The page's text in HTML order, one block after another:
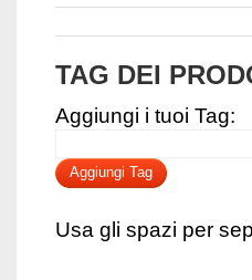
TAG DEI
Aggiungi i tuoi Tag:
Aggiungi Tag
Usa gli spazi per